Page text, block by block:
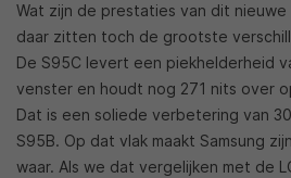
Wat zijn de prestaties van dit nieuwe
daar zitten toch de grootste
De S95C levert een piekhelderheid
venster en houdt nog 271 nits over
Dat is een soliede verbetering van
S95B. Op dat vlak maakt Samsung
waar. Als we dat vergelijken met de